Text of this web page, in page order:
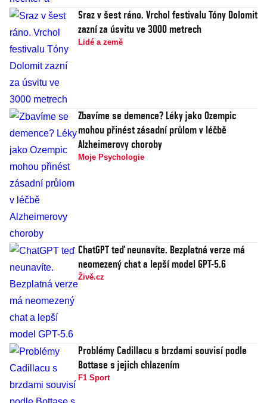
Sraz v šest ráno. Vrchol festivalu Tóny Dolomit
zazní za úsvitu ve 3000 metrech
Lidé a země
Zbavíme se demence? Léky jako Ozempic
mohou přinést zásadní průlom v léčbě
Alzheimerovy choroby
Moje Psychologie
ChatGPT teď neunavíte. Bezplatná verze má
neomezený chat a lepší model GPT-5.6
Živě.cz
Problémy Cadillacu s brzdami souvisí podle
Bottase s jejich chlazením
F1 Sport